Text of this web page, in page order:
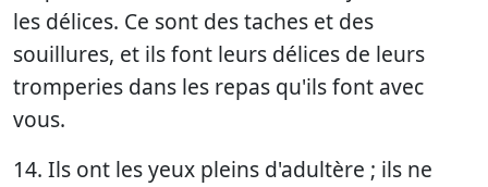
les délices. Ce sont des taches et des
souillures, et ils font leurs délices de leurs
tromperies dans les repas qu'ils font avec
vous.
14. Ils ont les yeux pleins d'adultère ; ils ne